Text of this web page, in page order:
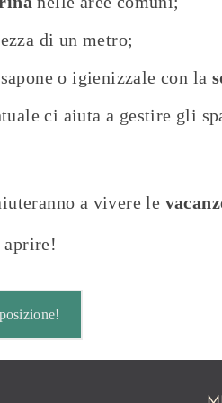
di un metro;
o igienizzale con la
ci aiuta a gestire gli
a vivere le
aprire!